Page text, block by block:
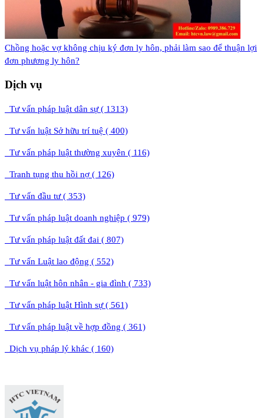
​Chồng hoặc vợ không chịu ký đơn ly hôn, phải làm sao để thuận lợi
đơn phương ly hôn?
Dịch vụ
Tư vấn pháp luật dân sự ( 1313)
Tư vấn luật Sở hữu trí tuệ ( 400)
Tư vấn pháp luật thường xuyên ( 116)
Tranh tụng thu hồi nợ ( 126)
Tư vấn đầu tư ( 353)
Tư vấn pháp luật doanh nghiệp ( 979)
Tư vấn pháp luật đất đai ( 807)
Tư vấn Luật lao động ( 552)
Tư vấn luật hôn nhân - gia đình ( 733)
Tư vấn pháp luật Hình sự ( 561)
Tư vấn pháp luật về hợp đồng ( 361)
Dịch vụ pháp lý khác ( 160)